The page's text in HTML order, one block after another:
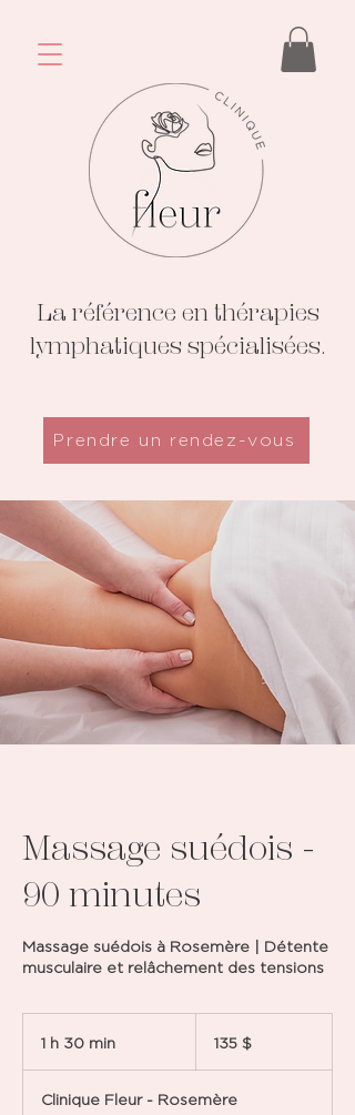
La référence en thérapies
lymphatiques spécialisées.
Prendre un rendez-vous
Massage suédois -
90 minutes
Massage suédois à Rosemère | Détente
musculaire et relâchement des tensions
1 h 30 min
m
135 $
Clinique Fleur - Rosemère